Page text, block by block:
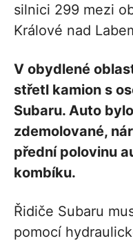
silnici 299 mezi
Králové nad
V obydlené
střetl kamion s
Subaru. Auto
zdemolované,
přední polovinu
kombíku.
Řidiče Subaru
pomocí